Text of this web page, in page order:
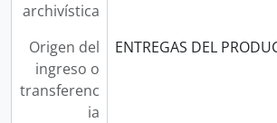
archivística
Origen del
ingreso o
transferenc
ia
ENTREGAS DEL